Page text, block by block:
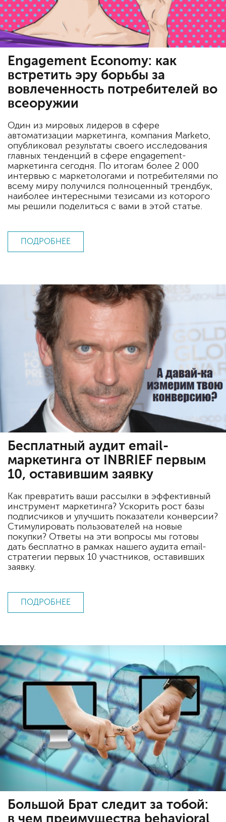
Engagement Economy: как
встретить эру борьбы за
вовлеченность потребителей во
всеоружии
Один из мировых лидеров в сфере
автоматизации маркетинга, компания Marketo,
опубликовал результаты своего исследования
главных тенденций в сфере engagement-
маркетинга сегодня. По итогам более 2 000
интервью с маркетологами и потребителями по
всему миру получился полноценный трендбук,
наиболее интересными тезисами из которого
мы решили поделиться с вами в этой статье.
ПОДРОБНЕЕ
Бесплатный аудит email-
маркетинга от INBRIEF первым
10, оставившим заявку
Как превратить ваши рассылки в эффективный
инструмент маркетинга? Ускорить рост базы
подписчиков и улучшить показатели конверсии?
Стимулировать пользователей на новые
покупки? Ответы на эти вопросы мы готовы
дать бесплатно в рамках нашего аудита email-
стратегии первых 10 участников, оставивших
заявку.
ПОДРОБНЕЕ
Большой Брат следит за тобой:
в чем преимущества behavioral